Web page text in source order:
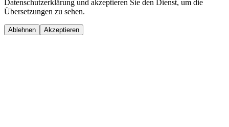
Datenschutzerklärung und akzeptieren Sie den Dienst, um die
Übersetzungen zu sehen.
Ablehnen Akzeptieren